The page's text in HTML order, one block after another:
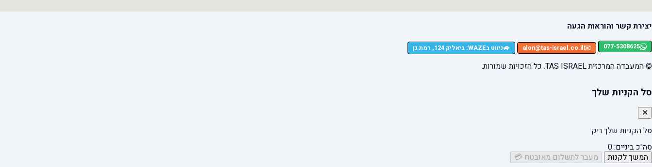
יצירת קשר והוראות הגעה
077-5308625
✉️
alon@tas-israel.co.il
🚙ניווט בWAZE: ביאליק 124, רמת גן
© המעבדה המרכזית TAS ISRAEL. כל הזכויות שמורות.
סל הקניות שלך
✕
סל הקניות שלך ריק
סה"כ ביניים:0
המשך לקנות
מעבר לתשלום מאובטח 💳